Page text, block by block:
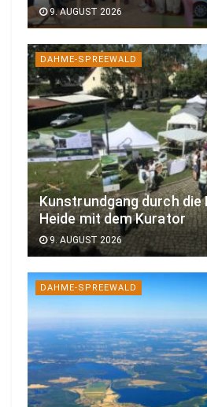
9. AUGUST 2026
DAHME-SPREEWALD
Kunstrundgang durch die
Heide mit dem Kurator
9. AUGUST 2026
DAHME-SPREEWALD